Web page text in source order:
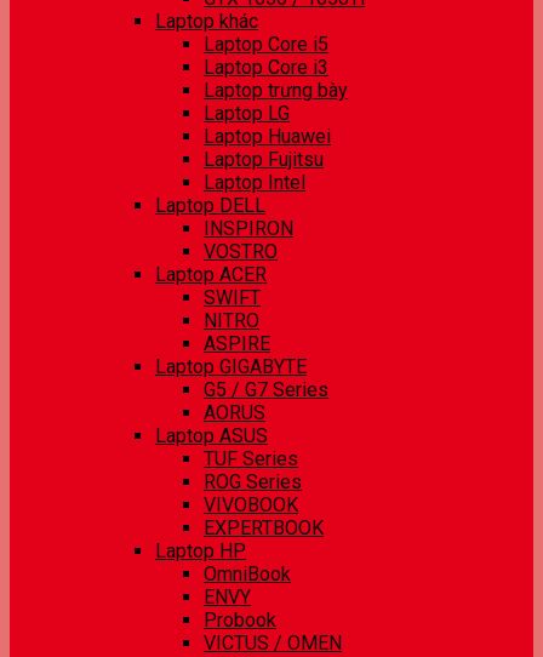
Laptop khác
Laptop Core i5
Laptop Core i3
Laptop trưng bày
Laptop LG
Laptop Huawei
Laptop Fujitsu
Laptop Intel
Laptop DELL
INSPIRON
VOSTRO
Laptop ACER
SWIFT
NITRO
ASPIRE
Laptop GIGABYTE
G5 / G7 Series
AORUS
Laptop ASUS
TUF Series
ROG Series
VIVOBOOK
EXPERTBOOK
Laptop HP
OmniBook
ENVY
Probook
VICTUS / OMEN